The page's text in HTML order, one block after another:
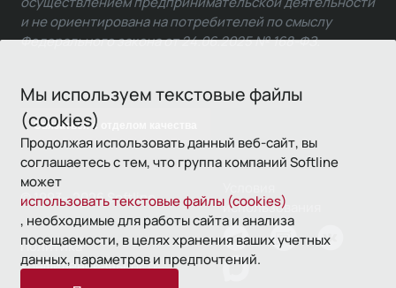
Мы используем текстовые файлы
(cookies)
Продолжая использовать данный веб-сайт, вы
соглашаетесь с тем, что группа компаний Softline
может
использовать текстовые файлы (cookies)
, необходимые для работы сайта и анализа
посещаемости, в целях хранения ваших учетных
данных, параметров и предпочтений.
Связаться с отделом качества
и не ориентирована на потребителей по смыслу
Федерального закона от 24.06.2025 № 168-ФЗ.
© 1993—2026 Softline
использования
Политика
конфиденциальности